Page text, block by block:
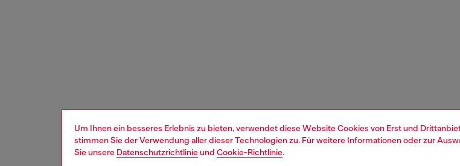
Um Ihnen ein besseres Erlebnis zu bieten, verwendet diese Website Cookies von Erst und
stimmen Sie der Verwendung aller dieser Technologien zu. Für weitere Informationen oder zur
Sie unsere Datenschutzrichtlinieund Cookie-Richtlinie.